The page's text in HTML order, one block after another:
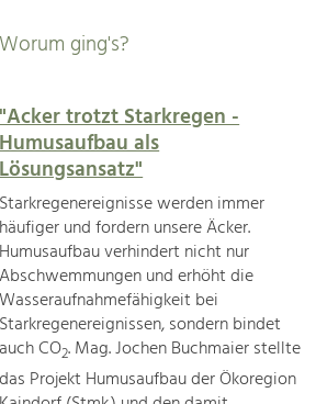
Education
Integration.
Transport and
Value Added.
Worum ging's?
"Acker trotzt Starkregen -
Humusaufbau als
Lösungsansatz"
Starkregenereignisse werden immer
häufiger und fordern unsere Äcker.
Humusaufbau verhindert nicht nur
Abschwemmungen und erhöht die
Wasseraufnahmefähigkeit bei
Starkregenereignissen, sondern bindet
auch CO2. Mag. Jochen Buchmaier stellte
das Projekt Humusaufbau der Ökoregion